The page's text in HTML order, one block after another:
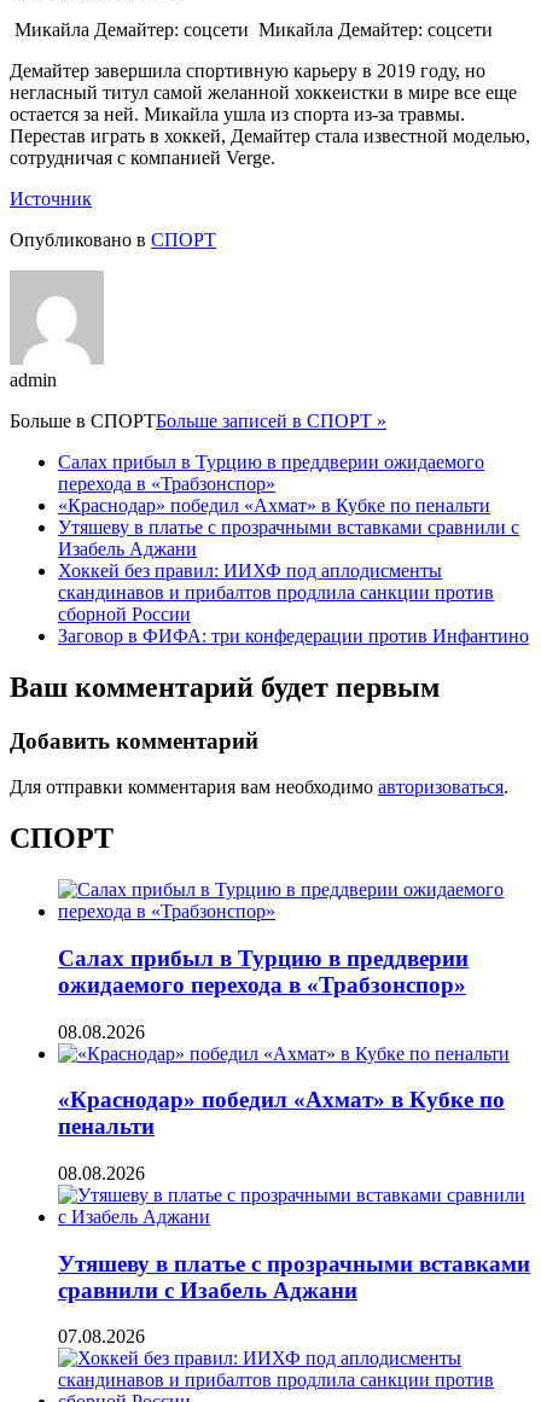
Микайла Демайтер: соцсети Микайла Демайтер: соцсети
Демайтер завершила спортивную карьеру в 2019 году, но
негласный титул самой желанной хоккеистки в мире все еще
остается за ней. Микайла ушла из спорта из-за травмы.
Перестав играть в хоккей, Демайтер стала известной моделью,
сотрудничая с компанией Verge.
Источник
Опубликовано в СПОРТ
admin
Больше в СПОРТБольше записей в СПОРТ »
Салах прибыл в Турцию в преддверии ожидаемого
перехода в «Трабзонспор»
«Краснодар» победил «Ахмат» в Кубке по пенальти
Утяшеву в платье с прозрачными вставками сравнили с
Изабель Аджани
Хоккей без правил: ИИХФ под аплодисменты
скандинавов и прибалтов продлила санкции против
сборной России
Заговор в ФИФА: три конфедерации против Инфантино
Ваш комментарий будет первым
Добавить комментарий
Для отправки комментария вам необходимо авторизоваться.
СПОРТ
Салах прибыл в Турцию в преддверии
ожидаемого перехода в «Трабзонспор»
08.08.2026
«Краснодар» победил «Ахмат» в Кубке по
пенальти
08.08.2026
Утяшеву в платье с прозрачными вставками
сравнили с Изабель Аджани
07.08.2026